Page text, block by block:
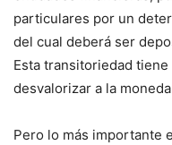
particulares por un
del cual deberá ser
Esta transitoriedad
desvalorizar a la
Pero lo más importante